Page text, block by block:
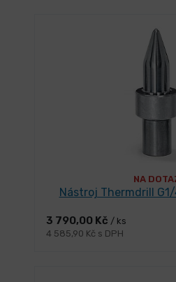
NA
Nástroj Thermdrill
3 790,00 Kč / ks
4 585,90 Kč s DPH